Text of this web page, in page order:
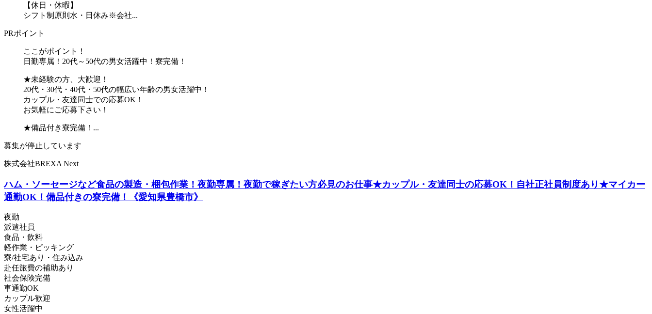
【休日・休暇】
シフト制原則水・日休み※会社...
PRポイント
ここがポイント！
日勤専属！20代～50代の男女活躍中！寮完備！
★未経験の方、大歓迎！
20代・30代・40代・50代の幅広い年齢の男女活躍中！
カップル・友達同士での応募OK！
お気軽にご応募下さい！
★備品付き寮完備！...
募集が停止しています
株式会社BREXA Next
ハム・ソーセージなど食品の製造・梱包作業！夜勤専属！夜勤で稼ぎたい方必見のお仕事★カップル・友達同士の応募OK！自社正社員制度あり★マイカー
通勤OK！備品付きの寮完備！《愛知県豊橋市》
夜勤
派遣社員
食品・飲料
軽作業・ピッキング
寮/社宅あり・住み込み
赴任旅費の補助あり
社会保険完備
車通勤OK
カップル歓迎
女性活躍中